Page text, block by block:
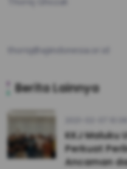
thoriq@ajiindonesia.or.id
Berita Lainnya
KKJ Maluku
Perkuat
Ancaman